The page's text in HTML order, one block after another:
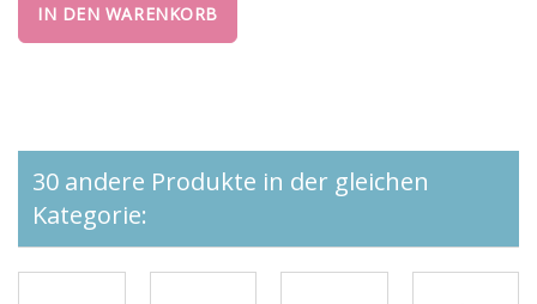
IN DEN WARENKORB
30 andere Produkte in der gleichen
Kategorie: